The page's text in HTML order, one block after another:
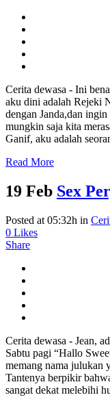
Cerita dewasa - Ini
aku dini adalah Rejeki
dengan Janda,dan
mungkin saja kita
Ganif, aku adalah
Read More
19 Feb Sex
Posted at 05:32h in
0 Likes
Share
Cerita dewasa - Jean,
Sabtu pagi “Hallo
memang nama julukan
Tantenya berpikir
sangat dekat melebihi